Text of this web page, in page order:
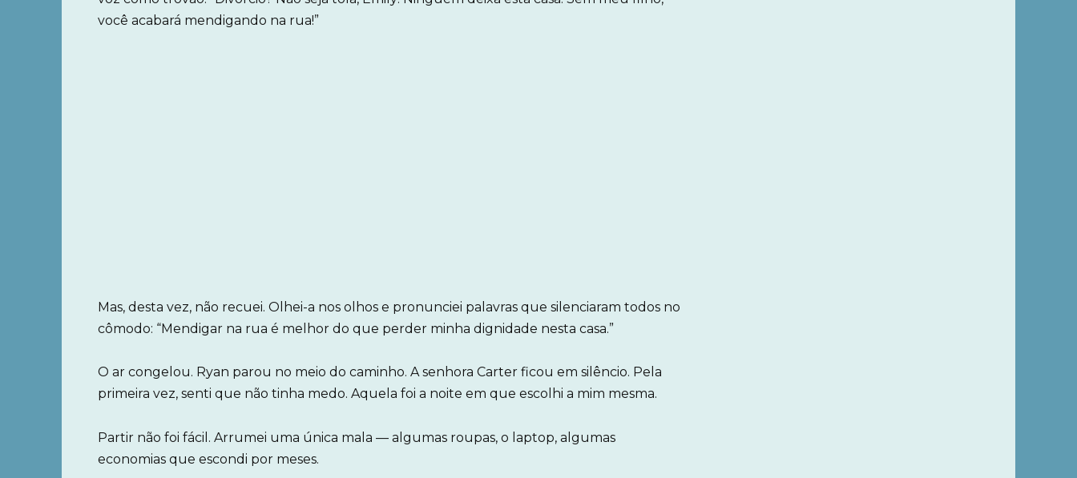
você acabará mendigando na rua!”
Mas, desta vez, não recuei. Olhei-a nos olhos e pronunciei palavras que silenciaram todos no
cômodo: “Mendigar na rua é melhor do que perder minha dignidade nesta casa.”
O ar congelou. Ryan parou no meio do caminho. A senhora Carter ficou em silêncio. Pela
primeira vez, senti que não tinha medo. Aquela foi a noite em que escolhi a mim mesma.
Partir não foi fácil. Arrumei uma única mala — algumas roupas, o laptop, algumas
economias que escondi por meses.